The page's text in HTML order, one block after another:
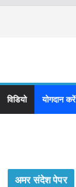
विडियो योगदान करें
अमर संदेश पेपर